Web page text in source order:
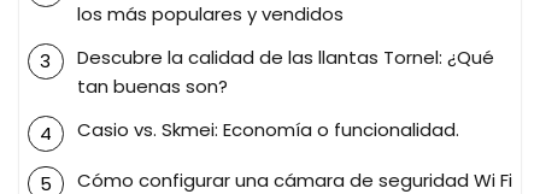
los más populares y vendidos
Descubre la calidad de las llantas Tornel: ¿Qué
tan buenas son?
Casio vs. Skmei: Economía o funcionalidad.
Cómo configurar una cámara de seguridad Wi Fi